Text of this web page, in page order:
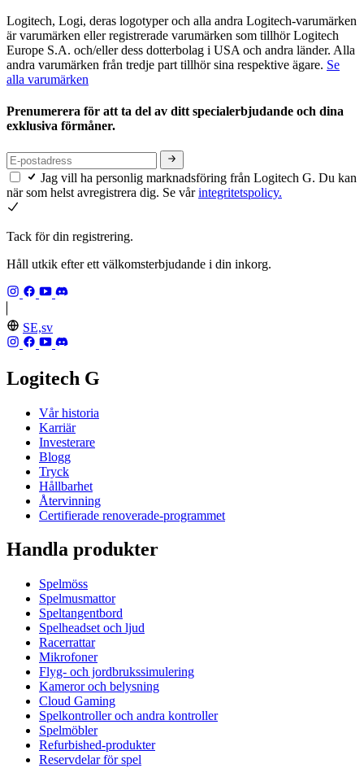
Logitech, Logi, deras logotyper och alla andra Logitech-varumärken
är varumärken eller registrerade varumärken som tillhör Logitech
Europe S.A. och/eller dess dotterbolag i USA och andra länder. Alla
andra varumärken från tredje part tillhör sina respektive ägare. Se
alla varumärken
Prenumerera för att ta del av ditt specialerbjudande och dina
exklusiva förmåner.
Jag vill ha personlig marknadsföring från Logitech G. Du kan
när som helst avregistrera dig. Se vårintegritetspolicy.
Tack för din registrering.
Håll utkik efter ett välkomsterbjudande i din inkorg.
SE,sv
Logitech G
Vår historia
Karriär
Investerare
Blogg
Tryck
Hållbarhet
Återvinning
Certifierade renoverade-programmet
Handla produkter
Spelmöss
Spelmusmattor
Speltangentbord
Spelheadset och ljud
Racerrattar
Mikrofoner
Flyg- och jordbrukssimulering
Kameror och belysning
Cloud Gaming
Spelkontroller och andra kontroller
Spelmöbler
Refurbished-produkter
Reservdelar för spel